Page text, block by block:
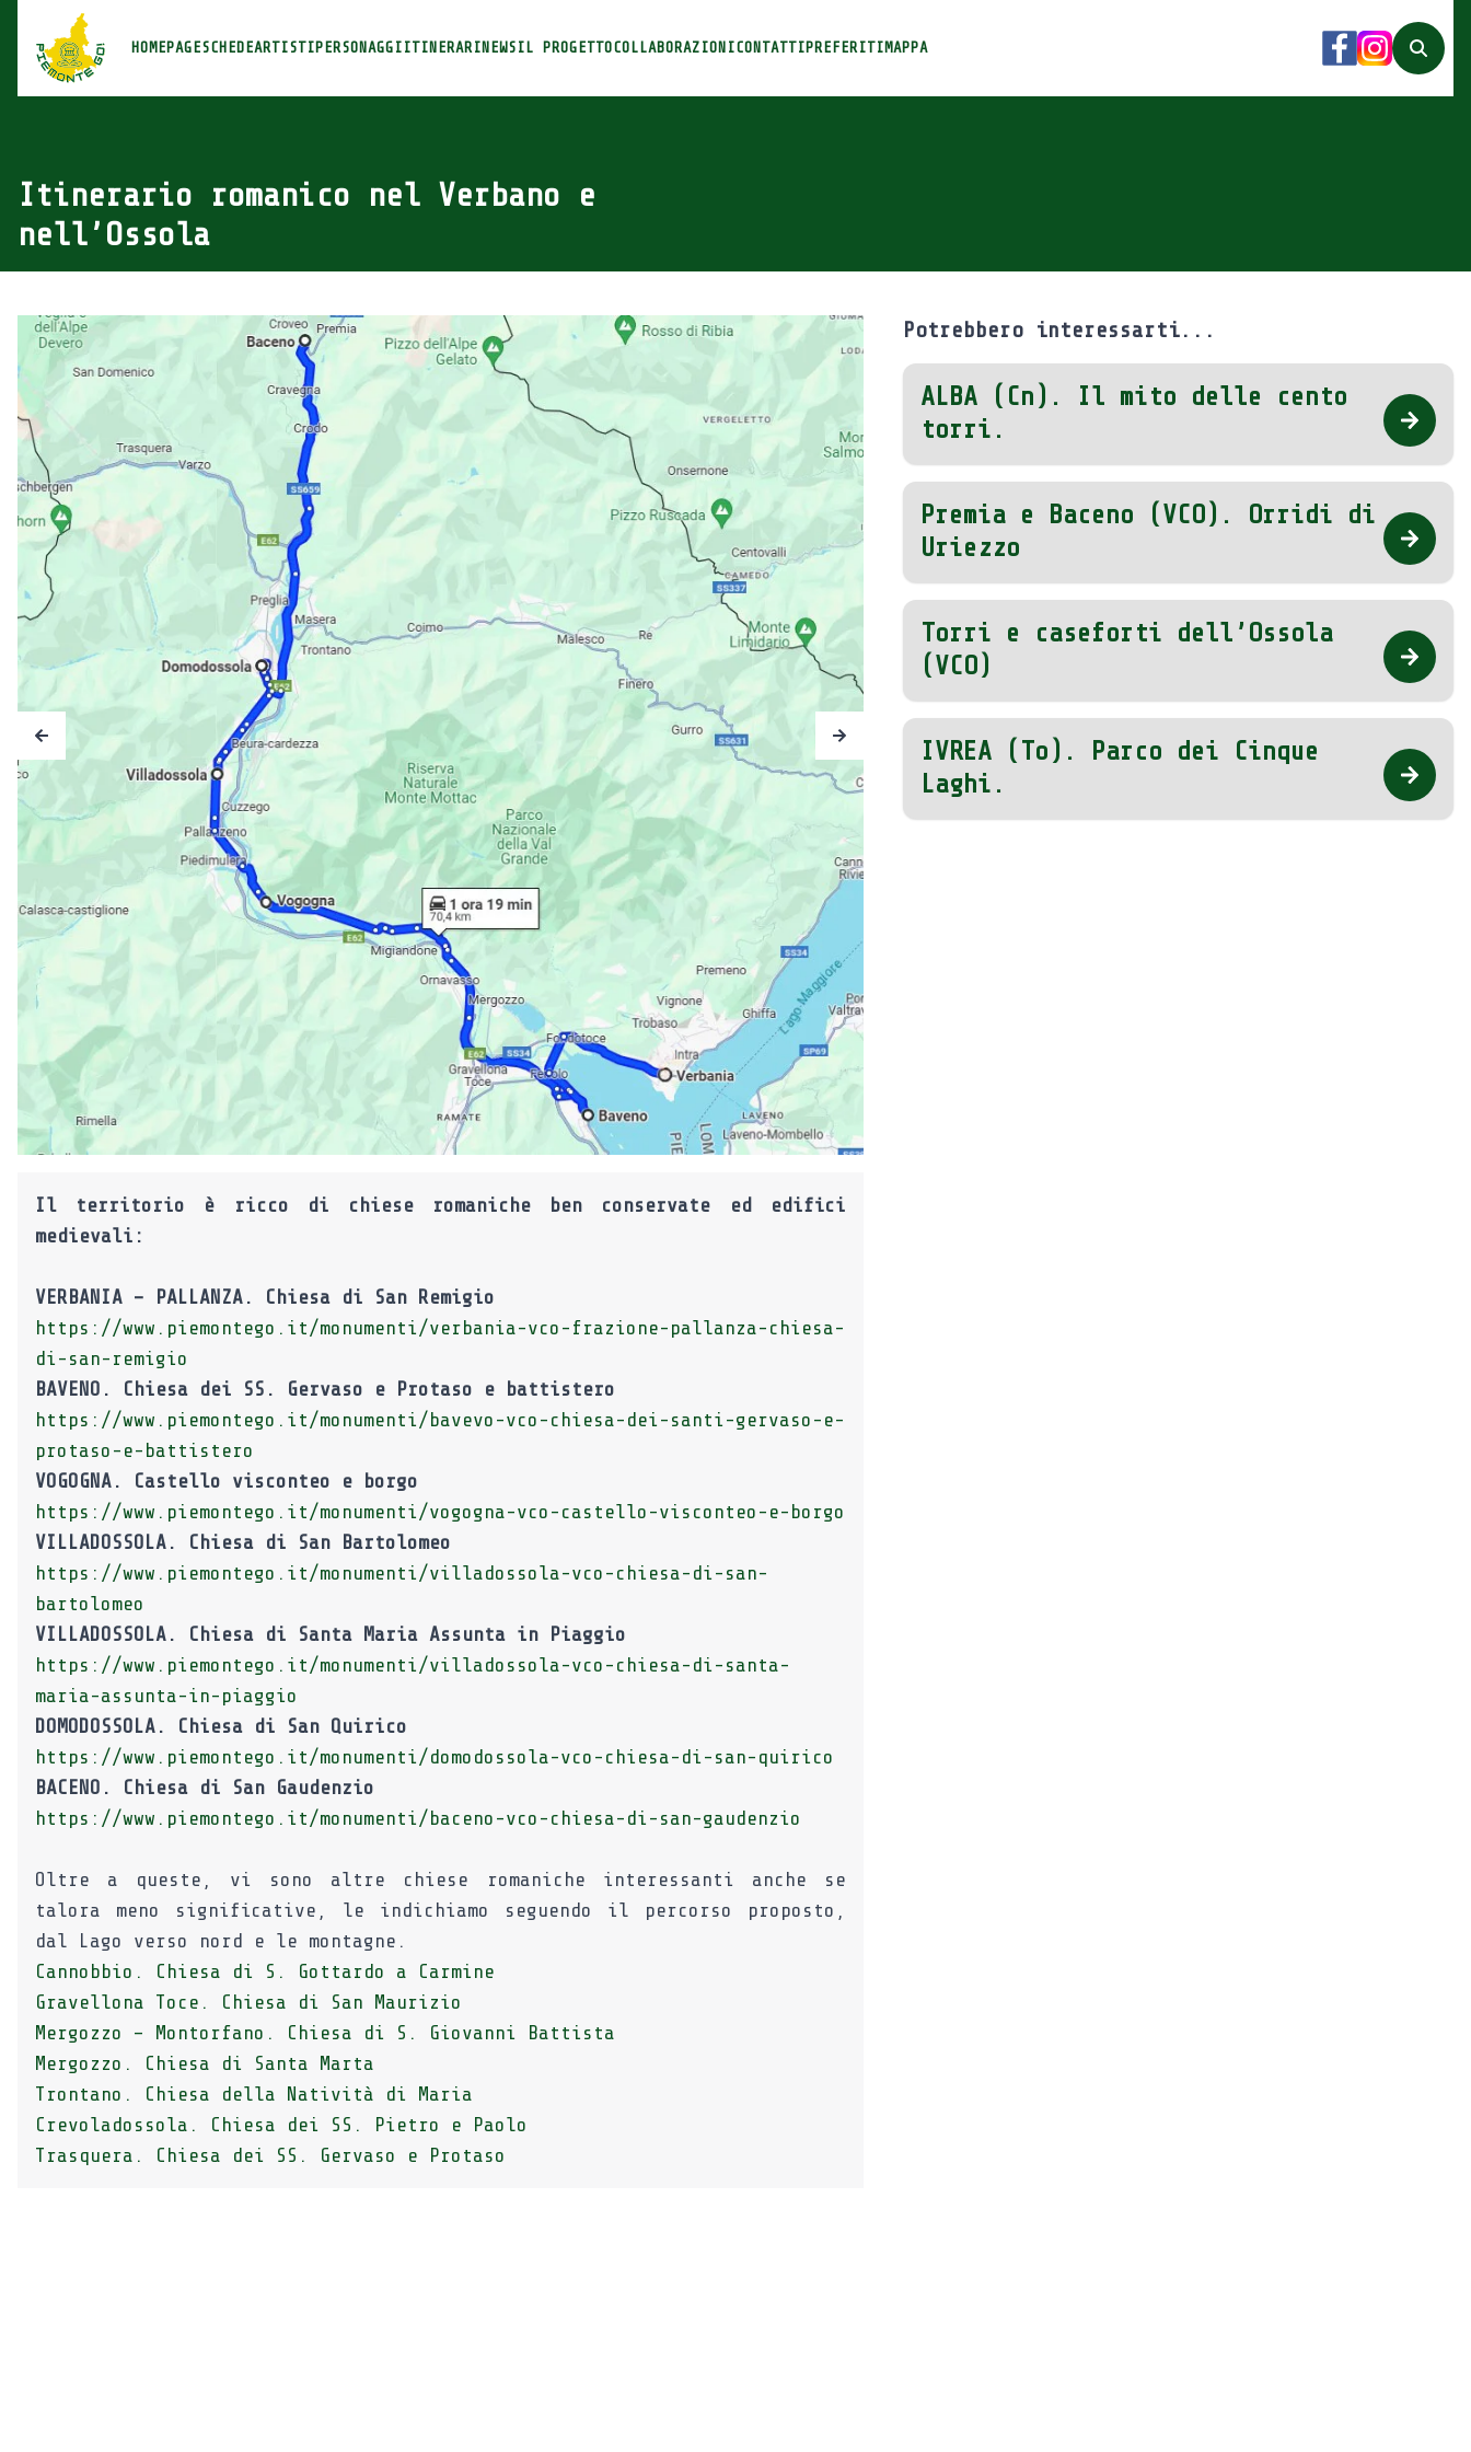
Piemonte Go!
HOMEPAGESCHEDEARTISTI PERSONAGGI ITINERARI NEWS IL PROGETTOCOLLABORAZIONICONTATTI PREFERITI MAPPA Facebook
Instagram
Search
Itinerario romanico nel Verbano e
nell’Ossola
Il territorio è ricco di chiese romaniche ben conservate ed edifici
medievali:
VERBANIA – PALLANZA. Chiesa di San Remigio
https://www.piemontego.it/monumenti/verbania-vco-frazione-pallanza-chiesa-
di-san-remigio
BAVENO. Chiesa dei SS. Gervaso e Protaso e battistero
https://www.piemontego.it/monumenti/bavevo-vco-chiesa-dei-santi-gervaso-e-
protaso-e-battistero
VOGOGNA. Castello visconteo e borgo
https://www.piemontego.it/monumenti/vogogna-vco-castello-visconteo-e-borgo
VILLADOSSOLA. Chiesa di San Bartolomeo
https://www.piemontego.it/monumenti/villadossola-vco-chiesa-di-san-
bartolomeo
VILLADOSSOLA. Chiesa di Santa Maria Assunta in Piaggio
https://www.piemontego.it/monumenti/villadossola-vco-chiesa-di-santa-
maria-assunta-in-piaggio
DOMODOSSOLA. Chiesa di San Quirico
https://www.piemontego.it/monumenti/domodossola-vco-chiesa-di-san-quirico
BACENO. Chiesa di San Gaudenzio
https://www.piemontego.it/monumenti/baceno-vco-chiesa-di-san-gaudenzio
Oltre a queste, vi sono altre chiese romaniche interessanti anche se
talora meno significative, le indichiamo seguendo il percorso proposto,
dal Lago verso nord e le montagne.
Cannobbio. Chiesa di S. Gottardo a Carmine
Gravellona Toce. Chiesa di San Maurizio
Mergozzo – Montorfano. Chiesa di S. Giovanni Battista
Mergozzo. Chiesa di Santa Marta
Trontano. Chiesa della Natività di Maria
Crevoladossola. Chiesa dei SS. Pietro e Paolo
Trasquera. Chiesa dei SS. Gervaso e Protaso
Potrebbero interessarti...
ALBA (Cn). Il mito delle cento
torri.
Premia e Baceno (VCO). Orridi di
Uriezzo
Torri e caseforti dell’Ossola
(VCO)
IVREA (To). Parco dei Cinque
Laghi.